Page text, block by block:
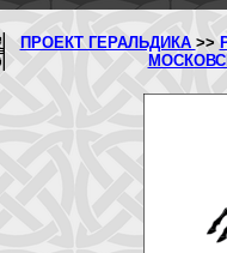
ПРОЕКТ ГЕРАЛЬДИКА >>